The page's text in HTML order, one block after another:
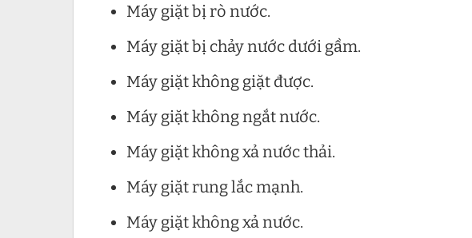
Máy giặt bị rò nước.
Máy giặt bị chảy nước dưới gầm.
Máy giặt không giặt được.
Máy giặt không ngắt nước.
Máy giặt không xả nước thải.
Máy giặt rung lắc mạnh.
Máy giặt không xả nước.